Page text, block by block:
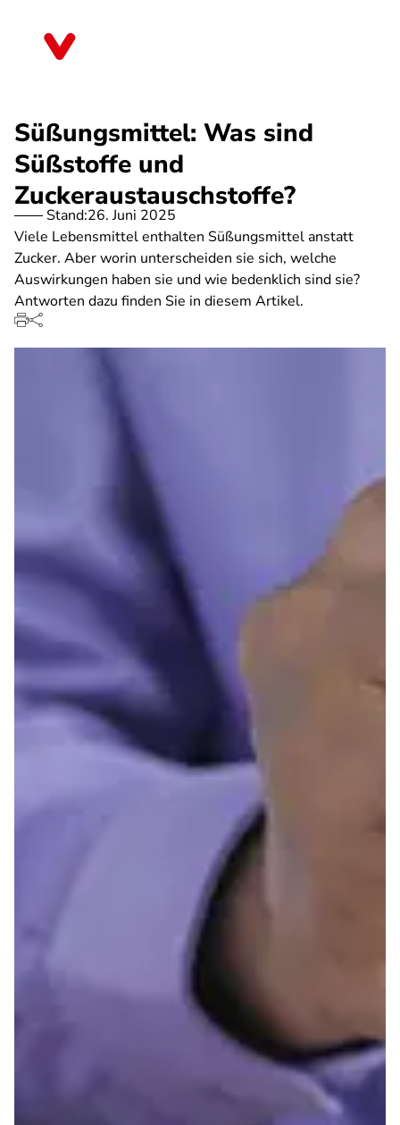
Süßungsmittel: Was sind
Süßstoffe und
Zuckeraustauschstoffe?
Stand:26. Juni 2025
Viele Lebensmittel enthalten Süßungsmittel anstatt
Zucker. Aber worin unterscheiden sie sich, welche
Auswirkungen haben sie und wie bedenklich sind sie?
Antworten dazu finden Sie in diesem Artikel.